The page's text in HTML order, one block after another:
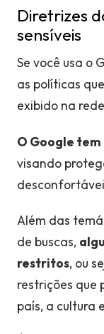
Diretrizes
sensíveis
Se você usa o
as políticas
exibido na
O Google
visando
Além das
de buscas,
restritos, ou
restrições que
país, a cultura